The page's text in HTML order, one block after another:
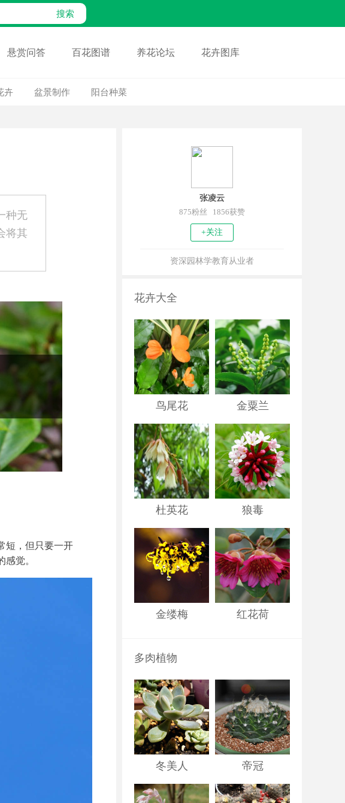
悬赏问答 百花图谱 养花论坛 花卉图库
卉 盆景制作 阳台种菜
种无
将其
短，但只要一开
觉。
张凌云
875粉丝 1856获赞
+关注
资深园林学教育从业者
花卉大全
鸟尾花 金粟兰
杜英花 狼毒
金缕梅 红花荷
多肉植物
冬美人 帝冠